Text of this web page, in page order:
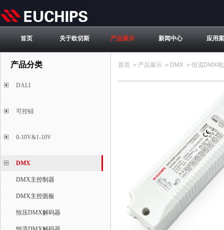
首页 关于欧切斯 产品展示 新闻中心 应用
产品分类
DALI
可控硅
0-10V&1-10V
DMX
DMX主控制器
DMX主控面板
恒压DMX解码器
首页 > 产品展示 > DMX > 恒流DMX